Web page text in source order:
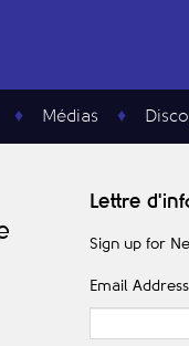
Médias
Lettre
Sign up for
Email Address